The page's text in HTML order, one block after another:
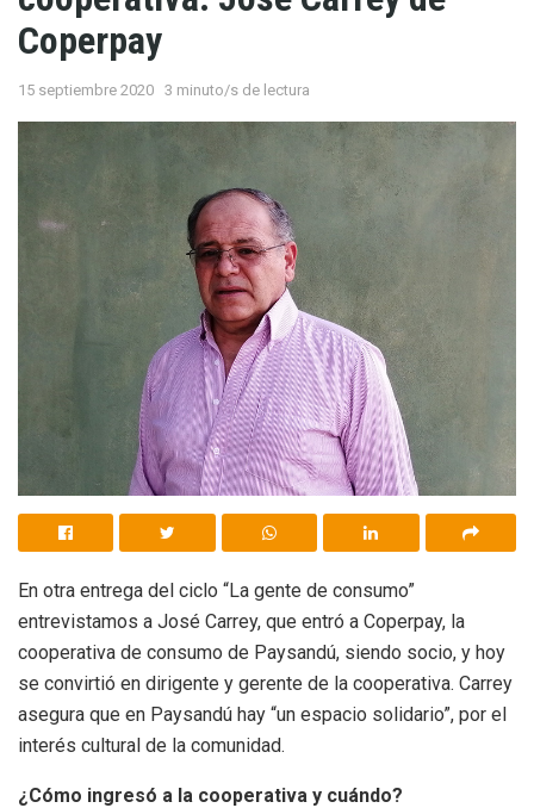
Coperpay
15 septiembre 2020 3 minuto/s de lectura
En otra entrega del ciclo “La gente de consumo”
entrevistamos a José Carrey, que entró a Coperpay, la
cooperativa de consumo de Paysandú, siendo socio, y hoy
se convirtió en dirigente y gerente de la cooperativa. Carrey
asegura que en Paysandú hay “un espacio solidario”, por el
interés cultural de la comunidad.
¿Cómo ingresó a la cooperativa y cuándo?